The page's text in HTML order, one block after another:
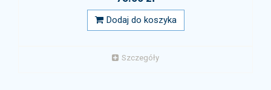
Dodaj do koszyka
Szczegóły